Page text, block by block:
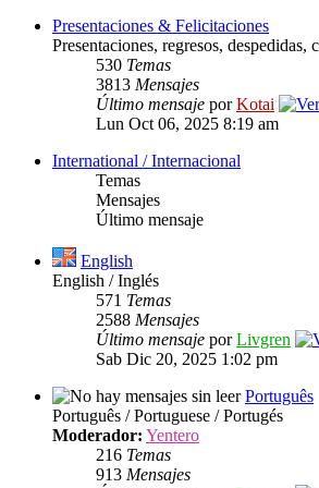
Presentaciones & Felicitaciones
Presentaciones, regresos, despedidas,
530 Temas
3813 Mensajes
Último mensaje porKotai
Lun Oct 06, 2025 8:19 am
International / Internacional
Temas
Mensajes
Último mensaje
English
English / Inglés
571 Temas
2588 Mensajes
Último mensaje porLivgren
Sab Dic 20, 2025 1:02 pm
Português
Português / Portuguese / Portugés
Moderador: Yentero
216 Temas
913 Mensajes